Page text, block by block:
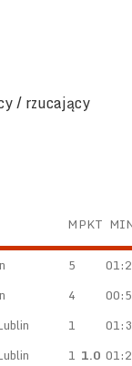
/ rzucający
MPKT
5
4
1
1 1.0